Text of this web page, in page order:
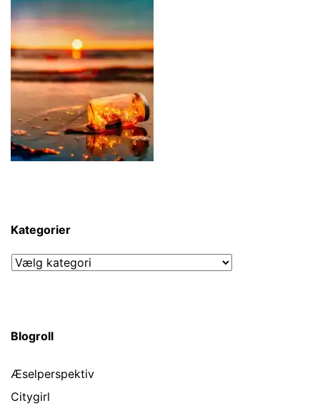
Kategorier
Kategorier
Blogroll
Æselperspektiv
Citygirl